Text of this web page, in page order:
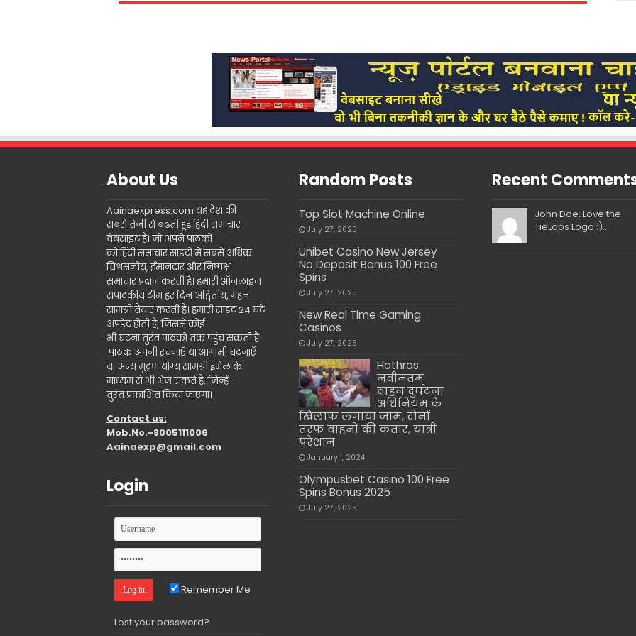
About Us
Aainaexpress.com यह देश की
सबसे तेजी से बढ़ती हुई हिंदी समाचार
वेबसाइट है। जो अपने पाठकों
को हिंदी समाचार साइटों में सबसे अधिक
विश्वसनीय, ईमानदार और निष्पक्ष
समाचार प्रदान करती है। हमारी ऑनलाइन
संपादकीय टीम हर दिन अद्वितीय, गहन
सामग्री तैयार करती है। हमारी साइट 24 घंटे
अपडेट होती है, जिससे कोई
भी घटना तुरंत पाठकों तक पहुंच सकती है।
पाठक अपनी रचनाएँ या आगामी घटनाएँ
या अन्य मुद्रण योग्य सामग्री ईमेल के
माध्यम से भी भेज सकते हैं, जिन्हें
तुरंत प्रकाशित किया जाएगा।
Contact us:
Mob.No.-8005111006
Aainaexp@gmail.com
Login
Remember Me
Lost your password?
Random Posts
Top Slot Machine Online
July 27, 2025
Unibet Casino New Jersey
No Deposit Bonus 100 Free
Spins
July 27, 2025
New Real Time Gaming
Casinos
July 27, 2025
Hathras:
नवीनतम
वाहन दुर्घटना
अधिनियम के
खिलाफ लगाया जाम, दोनों
तरफ वाहनों की कतार, यात्री
परेशान
January 1, 2024
Olympusbet Casino 100 Free
Spins Bonus 2025
July 27, 2025
Recent
John Doe: Love the
TieLabs Logo :)...